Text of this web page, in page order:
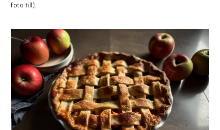
foto till).